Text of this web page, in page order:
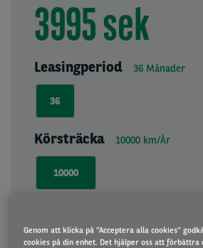
3995 sek
Leasingperiod 36 Månader
36
Körsträcka 10000 km/År
10000
Genom att klicka på ”Acceptera alla cookies”
cookies på din enhet. Det hjälper oss att förbättra